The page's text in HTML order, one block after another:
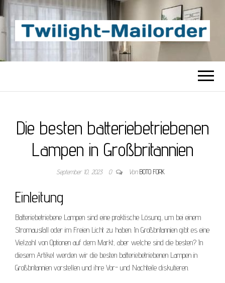
TWILIGHT-
MAILORDER
Beste Content-Sharing-Site
Die besten batteriebetriebenen
Lampen in Großbritannien
September 10, 2023 0 Von BOTO FORK
Einleitung
Batteriebetriebene Lampen sind eine praktische Lösung, um bei einem
Stromausfall oder im Freien Licht zu haben. In Großbritannien gibt es eine
Vielzahl von Optionen auf dem Markt, aber welche sind die besten? In
diesem Artikel werden wir die besten batteriebetriebenen Lampen in
Großbritannien vorstellen und ihre Vor- und Nachteile diskutieren.